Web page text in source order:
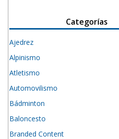
Categorías
Ajedrez
Alpinismo
Atletismo
Automovilismo
Bádminton
Baloncesto
Branded Content